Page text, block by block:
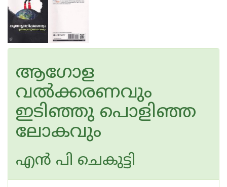
ആഗോള
വല്‍ക്കരണവും
ഇടിഞ്ഞു പൊളിഞ്ഞ
ലോകവും
എന്‍ പി ചെകുട്ടി